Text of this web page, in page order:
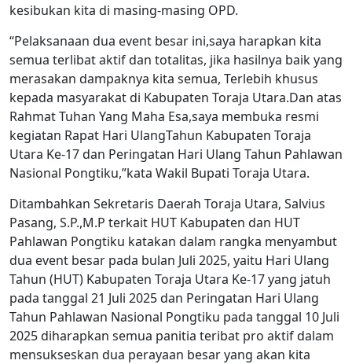
kesibukan kita di masing-masing OPD.
“Pelaksanaan dua event besar ini,saya harapkan kita
semua terlibat aktif dan totalitas, jika hasilnya baik yang
merasakan dampaknya kita semua, Terlebih khusus
kepada masyarakat di Kabupaten Toraja Utara.Dan atas
Rahmat Tuhan Yang Maha Esa,saya membuka resmi
kegiatan Rapat Hari UlangTahun Kabupaten Toraja
Utara Ke-17 dan Peringatan Hari Ulang Tahun Pahlawan
Nasional Pongtiku,”kata Wakil Bupati Toraja Utara.
Ditambahkan Sekretaris Daerah Toraja Utara, Salvius
Pasang, S.P.,M.P terkait HUT Kabupaten dan HUT
Pahlawan Pongtiku katakan dalam rangka menyambut
dua event besar pada bulan Juli 2025, yaitu Hari Ulang
Tahun (HUT) Kabupaten Toraja Utara Ke-17 yang jatuh
pada tanggal 21 Juli 2025 dan Peringatan Hari Ulang
Tahun Pahlawan Nasional Pongtiku pada tanggal 10 Juli
2025 diharapkan semua panitia teribat pro aktif dalam
mensukseskan dua perayaan besar yang akan kita